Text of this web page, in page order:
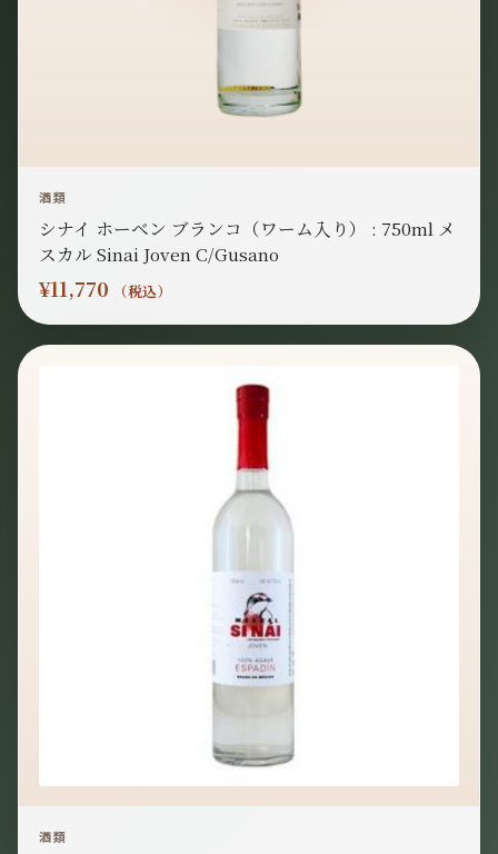
酒類
シナイ ホーベン ブランコ（ワーム入り） : 750ml メ
スカル Sinai Joven C/Gusano
¥11,770 （税込）
酒類